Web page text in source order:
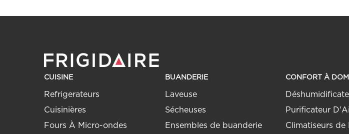
CUISINE
Refrigerateurs
Cuisinières
Fours À Micro-ondes
BUANDERIE
Laveuse
Sécheuses
Ensembles de buanderie
CONFORT À
Purificateur
Climatiseurs de